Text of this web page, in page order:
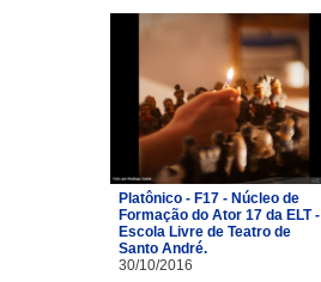
Platônico - F17 - Núcleo de
Formação do Ator 17 da ELT -
Escola Livre de Teatro de
Santo André.
30/10/2016